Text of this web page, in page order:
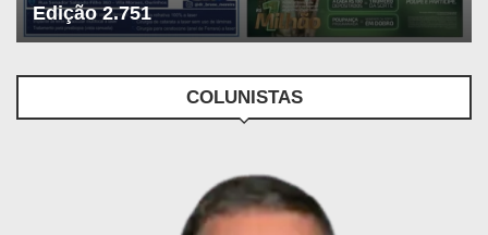
Edição 2.751
COLUNISTAS